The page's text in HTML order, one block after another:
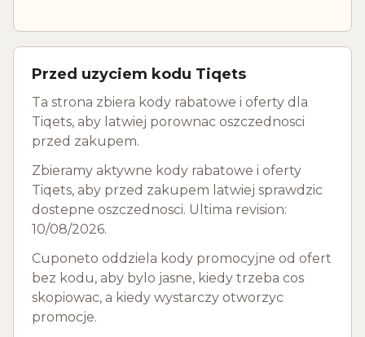
Przed uzyciem kodu Tiqets
Ta strona zbiera kody rabatowe i oferty dla
Tiqets, aby latwiej porownac oszczednosci
przed zakupem.
Zbieramy aktywne kody rabatowe i oferty
Tiqets, aby przed zakupem latwiej sprawdzic
dostepne oszczednosci. Ultima revision:
10/08/2026.
Cuponeto oddziela kody promocyjne od ofert
bez kodu, aby bylo jasne, kiedy trzeba cos
skopiowac, a kiedy wystarczy otworzyc
promocje.